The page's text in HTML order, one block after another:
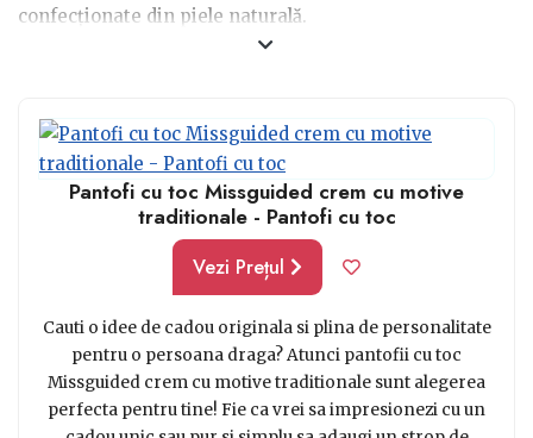
confecționate din piele naturală.
imprimeuri originale,reprezentative pentru folclorul
românesc;
- Optează pentru un modele de genți, portofele sau
perechi de pantofi cu potențial de piesă-statement în
garderoba ta, astfel încât să le poți intregra cât mai des
în ținutele tale zilnice sau de ocazie;
- Selectează un model care se adaptează cât mai fidel
stilului tău caracteristic: elegant-feminin sau casual-
sport.
Există elemente, accesorii și imprimeuri care
Pantofi cu toc Missguided crem cu motive
traditionale - Pantofi cu toc
Vezi Prețul
Cauti o idee de cadou originala si plina de personalitate
pentru o persoana draga? Atunci pantofii cu toc
Missguided crem cu motive traditionale sunt alegerea
perfecta pentru tine! Fie ca vrei sa impresionezi cu un